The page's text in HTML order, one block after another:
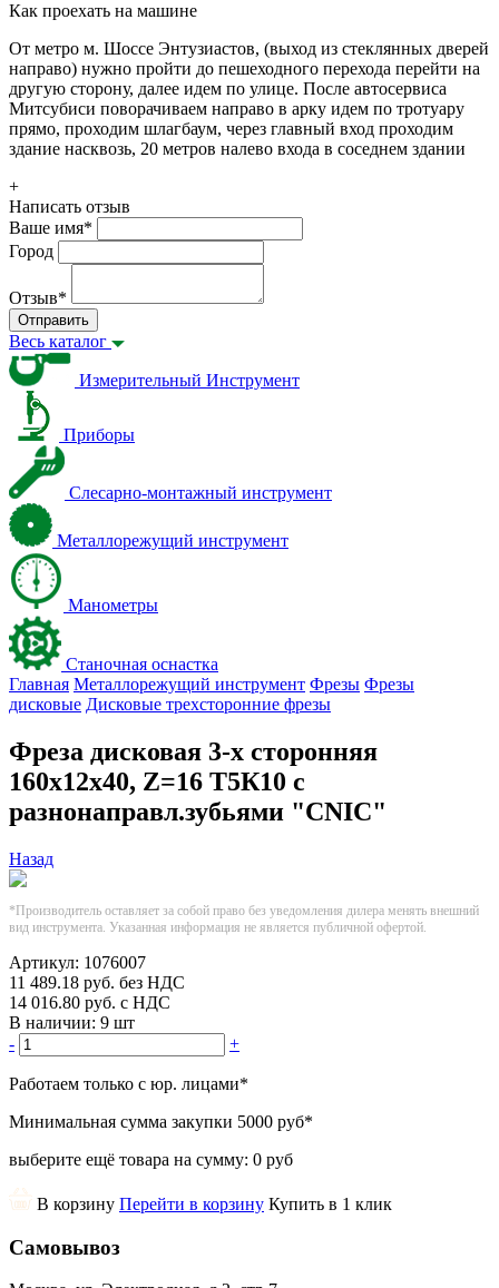
Как проехать на машине
От метро м. Шоссе Энтузиастов, (выход из стеклянных дверей
направо) нужно пройти до пешеходного перехода перейти на
другую сторону, далее идем по улице. После автосервиса
Митсубиси поворачиваем направо в арку идем по тротуару
прямо, проходим шлагбаум, через главный вход проходим
здание насквозь, 20 метров налево входа в соседнем здании
+
Написать отзыв
Ваше имя*
Город
Отзыв*
Отправить
Весь каталог
Измерительный Инструмент
Приборы
Слесарно-монтажный инструмент
Металлорежущий инструмент
Манометры
Станочная оснастка
Главная Металлорежущий инструмент Фрезы Фрезы
дисковые Дисковые трехсторонние фрезы
Фреза дисковая 3-х сторонняя
160х12х40, Z=16 Т5К10 с
разнонаправл.зубьями "CNIC"
Назад
*Производитель оставляет за собой право без уведомления дилера менять внешний
вид инструмента. Указанная информация не является публичной офертой.
Артикул: 1076007
11 489.18 руб. без НДС
14 016.80 руб. с НДС
В наличии: 9 шт
-
+
Работаем только с юр. лицами*
Минимальная сумма закупки 5000 руб*
выберите ещё товара на сумму: 0 руб
В корзину Перейти в корзину Купить в 1 клик
Самовывоз